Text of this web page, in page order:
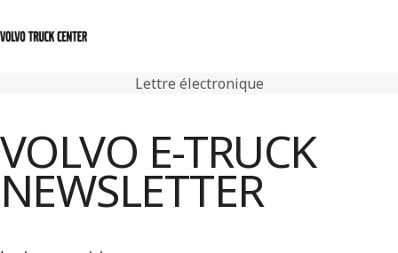
Nous contacterCentre de connexion
Atelier & Services
Actualités
Nous contacter
Lettre électronique
VOLVO E-TRUCK
NEWSLETTER